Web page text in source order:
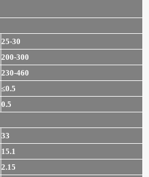
25-30
200-300
230-460
≤0.5
0.5
33
15.1
2.15